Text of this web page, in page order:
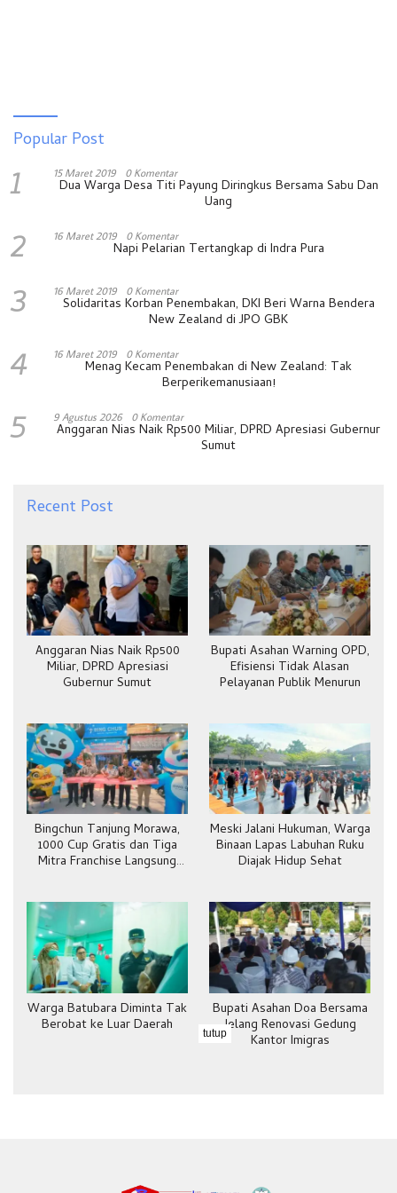
Popular Post
1 15 Maret 2019 0 Komentar
Dua Warga Desa Titi Payung Diringkus Bersama Sabu Dan
Uang
2 16 Maret 2019 0 Komentar
Napi Pelarian Tertangkap di Indra Pura
3 16 Maret 2019 0 Komentar
Solidaritas Korban Penembakan, DKI Beri Warna Bendera
New Zealand di JPO GBK
4 16 Maret 2019 0 Komentar
Menag Kecam Penembakan di New Zealand: Tak
Berperikemanusiaan!
5 9 Agustus 2026 0 Komentar
Anggaran Nias Naik Rp500 Miliar, DPRD Apresiasi Gubernur
Sumut
Recent Post
Anggaran Nias Naik Rp500
Miliar, DPRD Apresiasi
Gubernur Sumut
Bupati Asahan Warning OPD,
Efisiensi Tidak Alasan
Pelayanan Publik Menurun
Bingchun Tanjung Morawa,
1000 Cup Gratis dan Tiga
Mitra Franchise Langsung
Meski Jalani Hukuman, Warga
Binaan Lapas Labuhan Ruku
Diajak Hidup Sehat
Warga Batubara Diminta Tak
Berobat ke Luar Daerah
Bupati Asahan Doa Bersama
Jelang Renovasi Gedung
Kantor Imigras
tutup